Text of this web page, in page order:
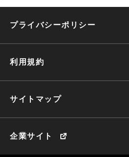
プライバシーポリシー
利用規約
サイトマップ
企業サイト